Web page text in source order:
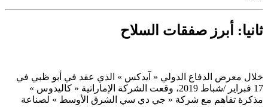
ثانيا: أبرز صفقات السلاح
خلال معرض الدفاع الدولي « آيدكس » الذي عقد في أبو ظبي في
17 فبراير /شباط 2019، وقعت الشركة الإماراتية « كاليدوس »
مذكرة تفاهم مع شركة « جي دي سي الشرق الأوسط » لصناعة